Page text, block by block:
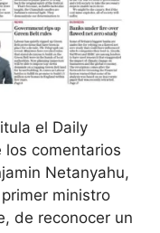
el Daily
los comentarios
Netanyahu,
ministro
de reconocer un